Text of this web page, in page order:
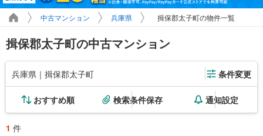
中古マンション 兵庫県 揖保郡太子町の物件一覧
揖保郡太子町の中古マンション
兵庫県｜揖保郡太子町 条件変更
おすすめ順 検索条件保存 通知設定
1 件